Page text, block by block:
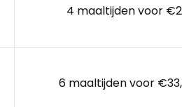
4 maaltijden voor
6 maaltijden voor